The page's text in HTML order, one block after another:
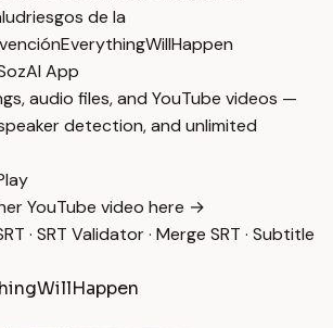
riesgos de la
EverythingWillHappen
App
audio files, and YouTube videos —
detection, and unlimited
YouTube video here →
· SRT Validator· Merge SRT · Subtitle